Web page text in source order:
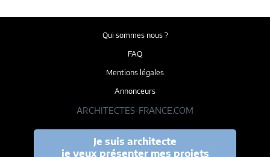
Qui sommes nous ?
FAQ
Mentions légales
Annonceurs
ARCHITECTES-FRANCE.COM
Je suis architecte
je veux présenter mes projets